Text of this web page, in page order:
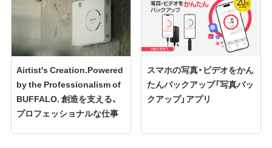
Airtist's Creation.Powered
by the Professionalism of
BUFFALO. 創造を支える、
プロフェッショナルな仕事
スマホの写真・ビデオをかん
たんバックアップ「写真バッ
クアップ」アプリ